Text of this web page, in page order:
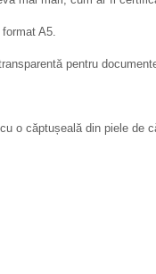
A5.
pentru
o căptușeală din piele de